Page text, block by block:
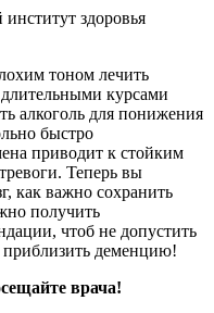
здоровья
тоном лечить
курсами
алкоголь для понижения
быстро
приводит к стойким
Теперь вы
как важно сохранить
получить
чтоб не допустить
деменцию!
врача!